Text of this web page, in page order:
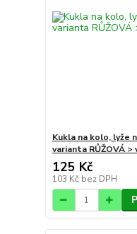
Kukla na kolo, lyže
varianta RŮŽOVÁ
125 Kč
103 Kč bez DPH